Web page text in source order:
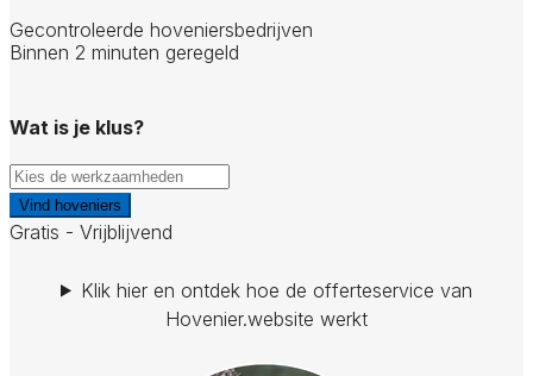
Gecontroleerde hoveniersbedrijven
Binnen 2 minuten geregeld
Wat is je klus?
Vind hoveniers
Gratis - Vrijblijvend
Klik hier en ontdek hoe de offerteservice van
Hovenier.website werkt